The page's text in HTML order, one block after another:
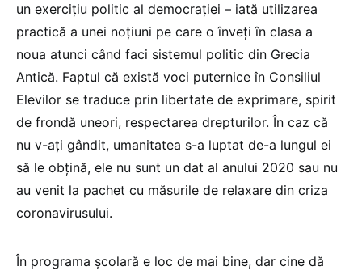
un exercițiu politic al democrației – iată utilizarea
practică a unei noțiuni pe care o înveți în clasa a
noua atunci când faci sistemul politic din Grecia
Antică. Faptul că există voci puternice în Consiliul
Elevilor se traduce prin libertate de exprimare, spirit
de frondă uneori, respectarea drepturilor. În caz că
nu v-ați gândit, umanitatea s-a luptat de-a lungul ei
să le obțină, ele nu sunt un dat al anului 2020 sau nu
au venit la pachet cu măsurile de relaxare din criza
coronavirusului.
În programa școlară e loc de mai bine, dar cine dă